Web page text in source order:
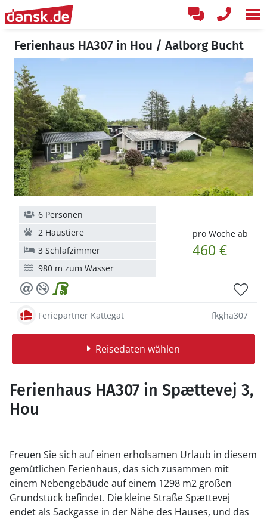
Ferienhaus HA307 in Hou / Aalborg Bucht
pro Woche ab
460 €
6 Personen
2 Haustiere
3 Schlafzimmer
980 m zum Wasser
Feriepartner Kattegat fkgha307
Reisedaten wählen
Ferienhaus HA307 in Spættevej 3,
Hou
Freuen Sie sich auf einen erholsamen Urlaub in diesem
gemütlichen Ferienhaus, das sich zusammen mit
einem Nebengebäude auf einem 1298 m2 großen
Grundstück befindet. Die kleine Straße Spættevej
endet als Sackgasse in der Nähe des Hauses, und das